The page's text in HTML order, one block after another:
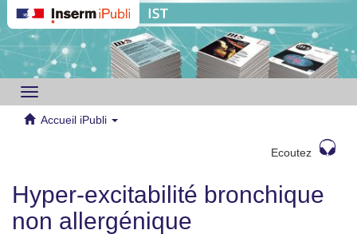
Toggle
navigation
Accueil iPubli
Ecoutez
Hyper-excitabilité bronchique
non allergénique